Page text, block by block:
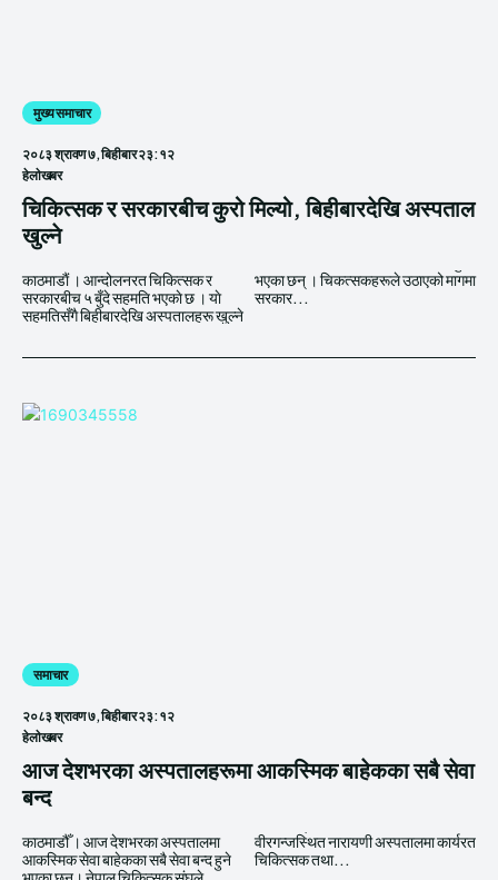
मुख्य समाचार
२०८३ श्रावण ७, बिहीबार २३:१२
हेलाेखबर
चिकित्सक र सरकारबीच कुरो मिल्यो, बिहीबारदेखि अस्पताल
खुल्ने
काठमाडाैं । आन्दोलनरत चिकित्सक र
सरकारबीच ५ बुँदे सहमति भएकाे छ । याे
सहमतिसँगै बिहीबारदेखि अस्पतालहरू खुल्ने
भएका छन् । चिकत्सकहरूले उठाएको मागमा
सरकार...
समाचार
२०८३ श्रावण ७, बिहीबार २३:१२
हेलाेखबर
आज देशभरका अस्पतालहरूमा आकस्मिक बाहेकका सबै सेवा
बन्द
काठमाडौँ । आज देशभरका अस्पतालमा
आकस्मिक सेवा बाहेकका सबै सेवा बन्द हुने
वीरगन्जस्थित नारायणी अस्पतालमा कार्यरत
चिकित्सक तथा...